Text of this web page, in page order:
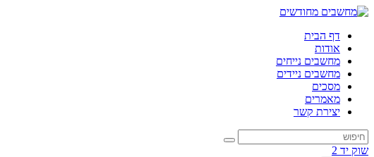
דף הבית
אודות
מחשבים נייחים
מחשבים ניידים
מסכים
מאמרים
יצירת קשר
שוק יד 2